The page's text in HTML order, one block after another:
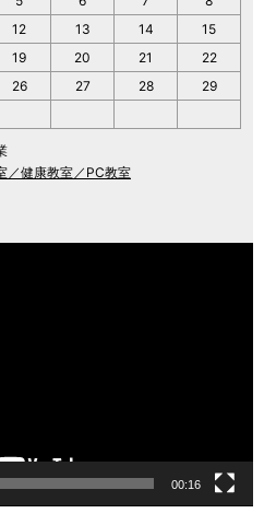
12 13 14
15
19 20 21
22
26 27 28
29
／健康教室／PC教室
00:16